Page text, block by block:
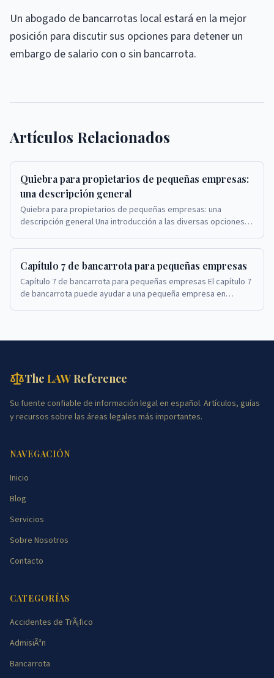
Un abogado de bancarrotas local estará en la mejor
posición para discutir sus opciones para detener un
embargo de salario con o sin bancarrota.
Artículos Relacionados
Quiebra para propietarios de pequeñas empresas:
una descripción general
Quiebra para propietarios de pequeñas empresas: una
descripción general Una introducción a las diversas opciones
Capítulo 7 de bancarrota para pequeñas empresas
Capítulo 7 de bancarrota para pequeñas empresas El capítulo 7
de bancarrota puede ayudar a una pequeña empresa en
The LAWReference
Su fuente confiable de información legal en español. Artículos, guías
y recursos sobre las áreas legales más importantes.
NAVEGACIÓN
Inicio
Blog
Servicios
Sobre Nosotros
Contacto
CATEGORÍAS
Accidentes de TrÃ¡fico
AdmisiÃ³n
Bancarrota